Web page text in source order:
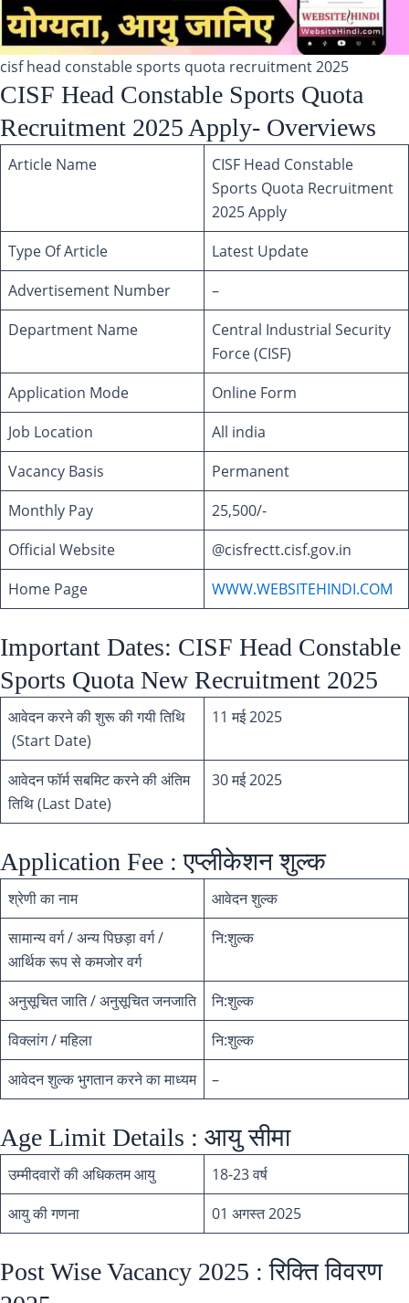
cisf head constable sports quota recruitment 2025
CISF Head Constable Sports Quota
Recruitment 2025 Apply- Overviews
Article Name
CISF Head Constable
Sports Quota Recruitment
2025 Apply
Type Of Article
Latest Update
Advertisement Number
–
Department Name
Central Industrial Security
Force (CISF)
Application Mode
Online Form
Job Location
All india
Vacancy Basis
Permanent
Monthly Pay
25,500/-
Official Website
@cisfrectt.cisf.gov.in
Home Page
WWW.WEBSITEHINDI.COM
Important Dates: CISF Head Constable
Sports Quota New Recruitment 2025
आवेदन करने की शुरू की गयी तिथि
(Start Date)
11 मई 2025
आवेदन फॉर्म सबमिट करने की अंतिम
तिथि (Last Date)
30 मई 2025
Application Fee : एप्लीकेशन शुल्क
श्रेणी का नाम
आवेदन शुल्क
सामान्य वर्ग / अन्य पिछड़ा वर्ग /
आर्थिक रूप से कमजोर वर्ग
नि:शुल्क
अनुसूचित जाति / अनुसूचित जनजाति
नि:शुल्क
विक्लांग / महिला
नि:शुल्क
आवेदन शुल्क भुगतान करने का माध्यम
–
Age Limit Details : आयु सीमा
उम्मीदवारों की अधिकतम आयु
18-23 वर्ष
आयु की गणना
01 अगस्त 2025
Post Wise Vacancy 2025 : रिक्ति विवरण